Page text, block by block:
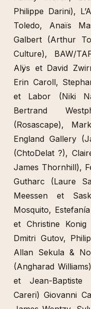
Gallery,
Remerciements
:
Ronan Le
Fanny Martin,
Philippe Darini),
Toledo, Anaïs
Galbert (Arthur
Culture), BAW/
Alÿs et David
Erin Caroll,
et Labor (Niki
Bertrand
(Rosascape),
England Gallery
(ChtoDelat ?),
James Thornhill),
Gutharc (Laure
Meessen et
Mosquito,